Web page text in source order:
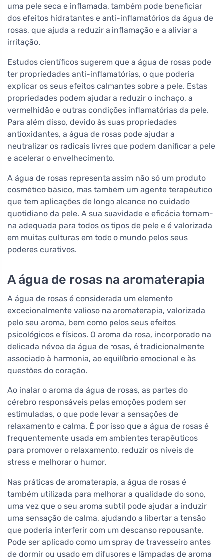
uma pele seca e inflamada, também pode beneficiar
dos efeitos hidratantes e anti-inflamatórios da água de
rosas, que ajuda a reduzir a inflamação e a aliviar a
irritação.
Estudos científicos sugerem que a água de rosas pode
ter propriedades anti-inflamatórias, o que poderia
explicar os seus efeitos calmantes sobre a pele. Estas
propriedades podem ajudar a reduzir o inchaço, a
vermelhidão e outras condições inflamatórias da pele.
Para além disso, devido às suas propriedades
antioxidantes, a água de rosas pode ajudar a
neutralizar os radicais livres que podem danificar a pele
e acelerar o envelhecimento.
A água de rosas representa assim não só um produto
cosmético básico, mas também um agente terapêutico
que tem aplicações de longo alcance no cuidado
quotidiano da pele. A sua suavidade e eficácia tornam-
na adequada para todos os tipos de pele e é valorizada
em muitas culturas em todo o mundo pelos seus
poderes curativos.
A água de rosas na aromaterapia
A água de rosas é considerada um elemento
excecionalmente valioso na aromaterapia, valorizada
pelo seu aroma, bem como pelos seus efeitos
psicológicos e físicos. O aroma da rosa, incorporado na
delicada névoa da água de rosas, é tradicionalmente
associado à harmonia, ao equilíbrio emocional e às
questões do coração.
Ao inalar o aroma da água de rosas, as partes do
cérebro responsáveis pelas emoções podem ser
estimuladas, o que pode levar a sensações de
relaxamento e calma. É por isso que a água de rosas é
frequentemente usada em ambientes terapêuticos
para promover o relaxamento, reduzir os níveis de
stress e melhorar o humor.
Nas práticas de aromaterapia, a água de rosas é
também utilizada para melhorar a qualidade do sono,
uma vez que o seu aroma subtil pode ajudar a induzir
uma sensação de calma, ajudando a libertar a tensão
que poderia interferir com um descanso repousante.
Pode ser aplicado como um spray de travesseiro antes
de dormir ou usado em difusores e lâmpadas de aroma